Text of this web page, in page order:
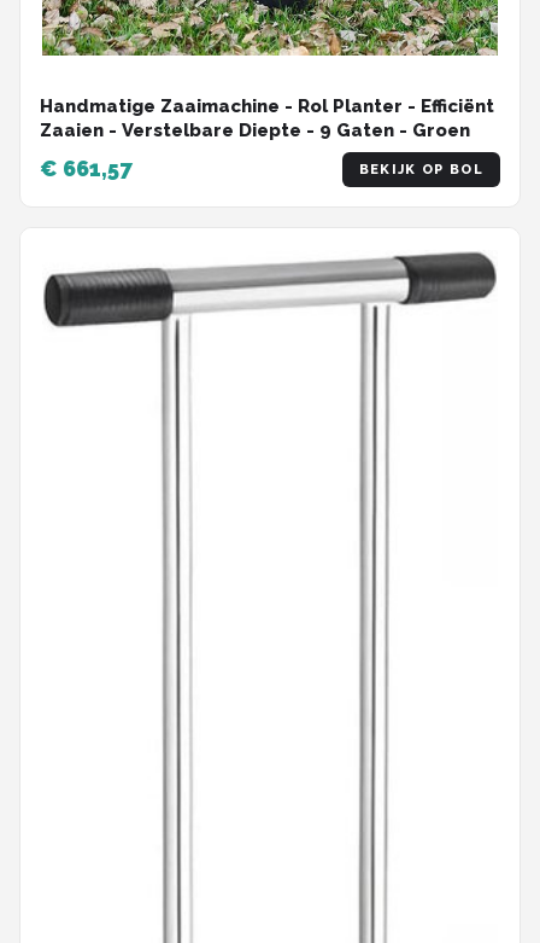
Handmatige Zaaimachine - Rol Planter - Efficiënt
Zaaien - Verstelbare Diepte - 9 Gaten - Groen
€ 661,57 BEKIJK OP BOL